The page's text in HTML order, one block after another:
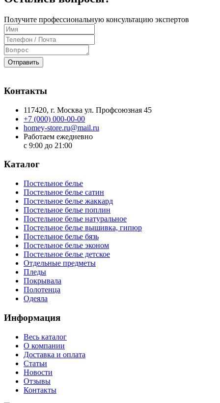
Получите профессиональную консультацию экспертов
Отправить
Контакты
117420, г. Москва ул. Профсоюзная 45
+7 (000) 000-00-00
homey-store.ru@mail.ru
Работаем ежедневно
с 9:00 до 21:00
Каталог
Постельное белье
Постельное белье сатин
Постельное белье жаккард
Постельное белье поплин
Постельное белье натуральное
Постельное белье вышивка, гипюр
Постельное белье бязь
Постельное белье эконом
Постельное белье детское
Отдельные предметы
Пледы
Покрывала
Полотенца
Одеяла
Информация
Весь каталог
О компании
Доставка и оплата
Статьи
Новости
Отзывы
Контакты